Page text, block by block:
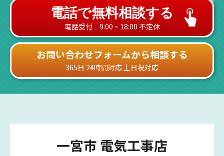
電話で無料相談する
電話受付 9:00 ~ 18:00 不定休
お問い合わせフォームから相談する
365日 24時間対応 土日祝対応
一宮市 電気工事店